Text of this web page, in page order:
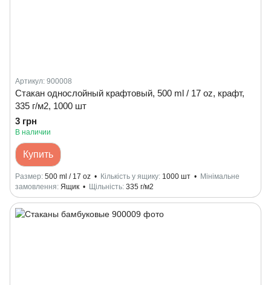
Артикул: 900008
Стакан однослойный крафтовый, 500 ml / 17 oz, крафт,
335 г/м2, 1000 шт
3 грн
В наличии
Купить
Размер 500 ml / 17 oz Кількість у ящику 1000 шт
Мінімальне
замовлення Ящик Щільність 335 г/м2